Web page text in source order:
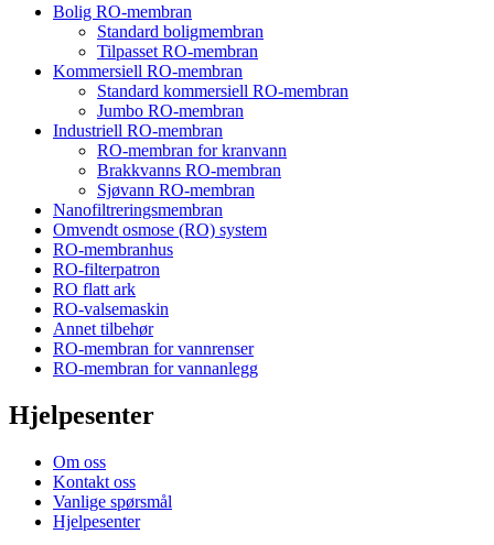
Bolig RO-membran
Standard boligmembran
Tilpasset RO-membran
Kommersiell RO-membran
Standard kommersiell RO-membran
Jumbo RO-membran
Industriell RO-membran
RO-membran for kranvann
Brakkvanns RO-membran
Sjøvann RO-membran
Nanofiltreringsmembran
Omvendt osmose (RO) system
RO-membranhus
RO-filterpatron
RO flatt ark
RO-valsemaskin
Annet tilbehør
RO-membran for vannrenser
RO-membran for vannanlegg
Hjelpesenter
Om oss
Kontakt oss
Vanlige spørsmål
Hjelpesenter